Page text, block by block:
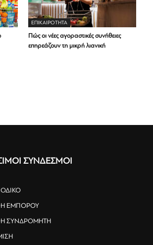
ΕΠΙΚΑΙΡΟΤΗΤΑ
Πώς οι νέες αγοραστικές συνήθειες
επηρεάζουν τη μικρή λιανική
ΣΥΝΔΕΣΜΟΙ
ΕΜΠΟΡΟΥ
ΣΥΝΔΡΟΜΗΤΗ